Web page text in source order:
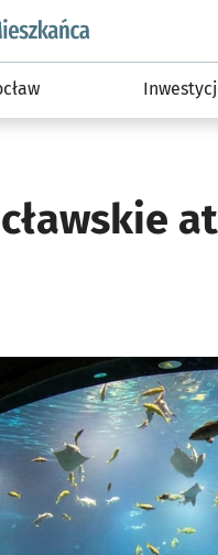
podserwis: Dla